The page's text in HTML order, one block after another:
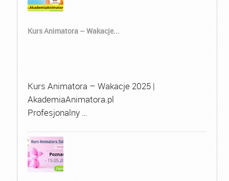
Kurs Animatora – Wakacje...
Kurs Animatora – Wakacje 2025 |
AkademiaAnimatora.pl
Profesjonalny …